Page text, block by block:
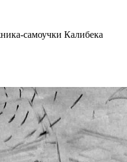
самоучки Калибека